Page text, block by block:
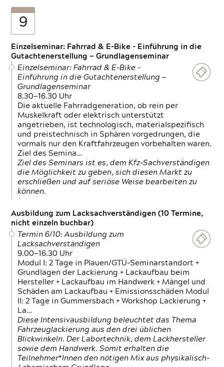
9
Einzelseminar: Fahrrad & E-Bike - Einführung in die
Gutachtenerstellung — Grundlagenseminar
Einzelseminar: Fahrrad & E-Bike -
Einführung in die Gutachtenerstellung —
Grundlagenseminar
8.30—16.30 Uhr
Die aktuelle Fahrradgeneration, ob rein per
Muskelkraft oder elektrisch unterstützt
angetrieben, ist technologisch, materialspezifisch
und preistechnisch in Sphären vorgedrungen, die
vormals nur den Kraftfahrzeugen vorbehalten waren.
Ziel des Semina…
Ziel des Seminars ist es, dem Kfz-Sachverständigen
die Möglichkeit zu geben, sich diesen Markt zu
erschließen und auf seriöse Weise bearbeiten zu
können.
Ausbildung zum Lacksachverständigen (10 Termine,
nicht einzeln buchbar)
Termin 6/10: Ausbildung zum
Lacksachverständigen
9.00—16.30 Uhr
Modul I: 2 Tage in Plauen/GTÜ-Seminarstandort +
Grundlagen der Lackierung + Lackaufbau beim
Hersteller + Lackaufbau im Handwerk + Mängel und
Schäden am Lackaufbau + Emissionsschäden Modul
II: 2 Tage in Gummersbach + Workshop Lackierung +
La…
Diese Intensivausbildung beleuchtet das Thema
Fahrzeuglackierung aus den drei üblichen
Blickwinkeln. Der Labortechnik, dem Lackhersteller
sowie dem Handwerk. Somit erhalten die
Teilnehmer*Innen den nötigen Mix aus physikalisch-